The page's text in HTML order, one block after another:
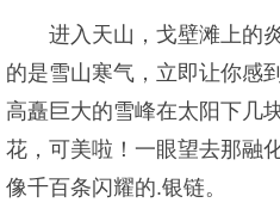
进入天山，戈壁滩上的
的是雪山寒气，立即让你感
高矗巨大的雪峰在太阳下几
花，可美啦！一眼望去那融
像千百条闪耀的.银链。